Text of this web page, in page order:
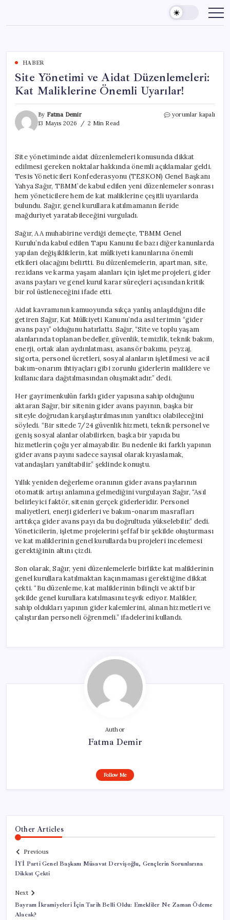
content
HABER
Site Yönetimi ve Aidat Düzenlemeleri:
Kat Maliklerine Önemli Uyarılar!
By Fatma Demir
13 Mayıs 2026
2 Min Read
Site
Kat
Maliklerine
Önemli
Uyarılar!
yorumlar kapalı
Site yönetiminde aidat düzenlemeleri konusunda dikkat
edilmesi gereken noktalar hakkında önemli açıklamalar geldi.
Tesis Yöneticileri Konfederasyonu (TESKON) Genel Başkanı
Yahya Sağır, TBMM’de kabul edilen yeni düzenlemeler sonrası
hem yöneticilere hem de kat maliklerine çeşitli uyarılarda
bulundu. Sağır, genel kurullara katılmamanın ileride
mağduriyet yaratabileceğini vurguladı.
Sağır, AA muhabirine verdiği demeçte, TBMM Genel
Kurulu’nda kabul edilen Tapu Kanunu ile bazı diğer kanunlarda
yapılan değişikliklerin, kat mülkiyeti kanunlarına önemli
etkileri olacağını belirtti. Bu düzenlemelerin, apartman, site,
rezidans ve karma yaşam alanları için işletme projeleri, gider
avans payları ve genel kurul karar süreçleri açısından kritik
bir rol üstleneceğini ifade etti.
Aidat kavramının kamuoyunda sıkça yanlış anlaşıldığını dile
getiren Sağır, Kat Mülkiyeti Kanunu’nda asıl terimin “gider
avans payı” olduğunu hatırlattı. Sağır, “Site ve toplu yaşam
alanlarında toplanan bedeller, güvenlik, temizlik, teknik bakım,
enerji, ortak alan aydınlatması, asansör bakımı, peyzaj,
sigorta, personel ücretleri, sosyal alanların işletilmesi ve acil
bakım-onarım ihtiyaçları gibi zorunlu giderlerin maliklere ve
kullanıcılara dağıtılmasından oluşmaktadır.” dedi.
Her gayrimenkulün farklı gider yapısına sahip olduğunu
aktaran Sağır, bir sitenin gider avans payının, başka bir
siteyle doğrudan karşılaştırılmasının yanıltıcı olabileceğini
söyledi. “Bir sitede 7/24 güvenlik hizmeti, teknik personel ve
geniş sosyal alanlar olabilirken, başka bir yapıda bu
hizmetlerin çoğu yer almayabilir. Bu nedenle iki farklı yapının
gider avans payını sadece sayısal olarak kıyaslamak,
vatandaşları yanıltabilir.” şeklinde konuştu.
Yıllık yeniden değerleme oranının gider avans paylarının
otomatik artışı anlamına gelmediğini vurgulayan Sağır, “Asıl
belirleyici faktör, sitenin gerçek giderleridir. Personel
maliyetleri, enerji giderleri ve bakım-onarım masrafları
arttıkça gider avans payı da bu doğrultuda yükselebilir.” dedi.
Yöneticilerin, işletme projelerini şeffaf bir şekilde oluşturması
ve kat maliklerinin genel kurullarda bu projeleri incelemesi
gerektiğinin altını çizdi.
Son olarak, Sağır, yeni düzenlemelerle birlikte kat maliklerinin
genel kurullara katılmaktan kaçınmaması gerektiğine dikkat
çekti. “Bu düzenleme, kat maliklerinin bilinçli ve aktif bir
şekilde genel kurullara katılmasını teşvik ediyor. Malikler,
sahip oldukları yapının gider kalemlerini, alınan hizmetleri ve
çalıştırılan personeli öğrenmeli.” ifadelerini kullandı.
Author
Fatma Demir
Follow Me
Other Articles
Previous
İYİ Parti Genel Başkanı Müsavat Dervişoğlu, Gençlerin Sorunlarına
Dikkat Çekti
Next
Bayram İkramiyeleri İçin Tarih Belli Oldu: Emekliler Ne Zaman Ödeme
Alacak?